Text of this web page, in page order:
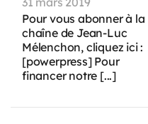
Pour vous abonner à la
chaîne de Jean-Luc
Mélenchon, cliquez ici :
[powerpress] Pour
financer notre [...]